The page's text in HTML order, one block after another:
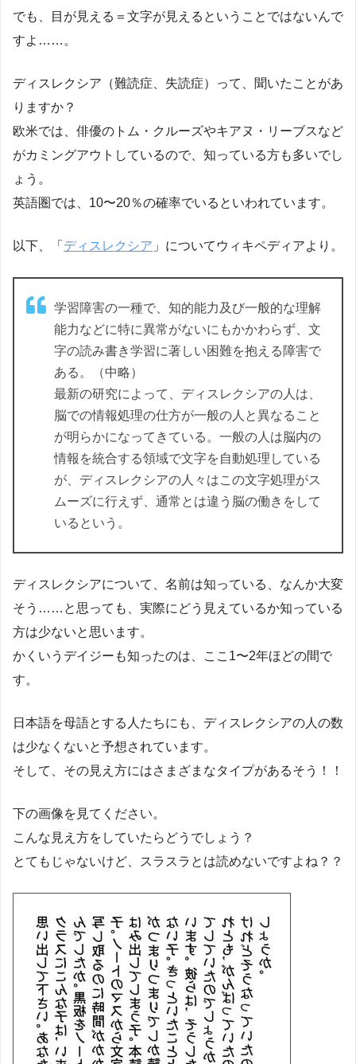
でも、目が見える＝文字が見えるということではないんで
すよ……。
ディスレクシア（難読症、失読症）
って、聞いたことがあ
りますか？
欧米では、俳優のトム・クルーズやキアヌ・リーブスなど
がカミングアウトしているので、知っている方も多いでし
ょう。
英語圏では、10〜20％の確率でいるといわれています。
以下、「 ディスレクシア 」についてウィキペディアより。
学習障害の一種で、知的能力及び一般的な理解
能力などに特に異常がないにもかかわらず、文
字の読み書き学習に著しい困難を抱える障害で
ある。（中略）
最新の研究によって、ディスレクシアの人は、
脳での情報処理の仕方が一般の人と異なること
が明らかになってきている。一般の人は脳内の
情報を統合する領域で文字を自動処理している
が、ディスレクシアの人々はこの文字処理がス
ムーズに行えず、通常とは違う脳の働きをして
いるという。
ディスレクシアについて、名前は知っている、なんか大変
そう……と思っても、実際にどう見えているか知っている
方は少ないと思います。
かくいうデイジーも知ったのは、ここ1〜2年ほどの間で
す。
日本語を母語とする人たちにも、ディスレクシアの人の数
は少なくないと予想されています。
そして、その見え方にはさまざまなタイプがあるそう！！
下の画像を見てください。
こんな見え方をしていたらどうでしょう？
とてもじゃないけど、スラスラとは読めないですよね？？